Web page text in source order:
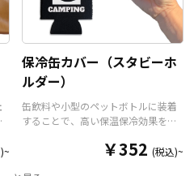
保冷缶カバー（スタビーホ
ルダー）
缶飲料や小型のペットボトルに装着
することで、高い保温保冷効果を発
ダー）をOEM製作できます。使わな
￥352 (税込)~